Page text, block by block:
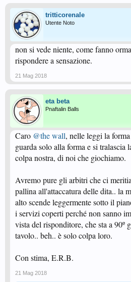
tritticorenale
Utente Noto
non si vede niente, come fanno
rispondere a sensazione.
21 Mag 2018
eta beta
Pnaftalin Balls
Caro @the wall, nelle leggi la
guarda solo alla forma e si tralascia
colpa nostra, di noi che giochiamo.
Avremo pure gli arbitri che ci
pallina all'attaccatura delle dita.. la
alto scende leggermente sotto il
i servizi coperti perché non sanno
vista del risponditore, che sta a 90º
tavolo.. beh.. è solo colpa loro.
Con stima, E.R.B.
21 Mag 2018